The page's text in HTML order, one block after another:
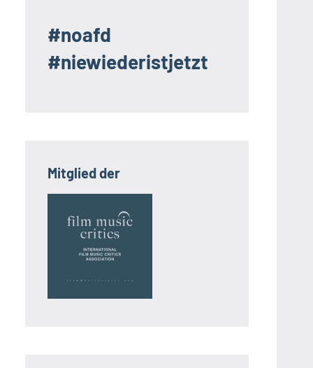
#noafd
#niewiederistjetzt
Mitglied der